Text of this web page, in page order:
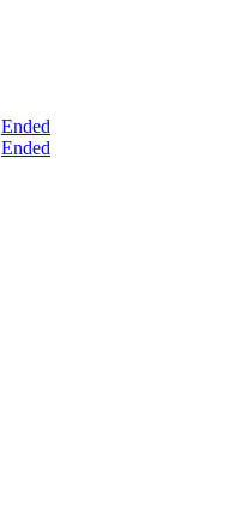
Ended
Ended